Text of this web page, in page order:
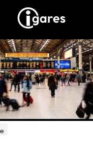
Recherche
Location de voiture
Hôtels